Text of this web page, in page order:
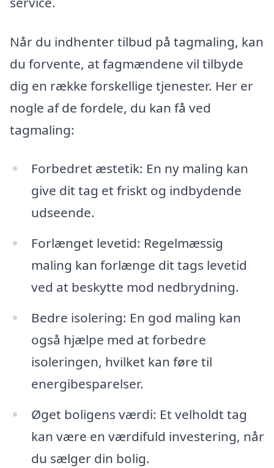
Når du indhenter tilbud på tagmaling, kan
du forvente, at fagmændene vil tilbyde
dig en række forskellige tjenester. Her er
nogle af de fordele, du kan få ved
tagmaling:
Forbedret æstetik: En ny maling kan
give dit tag et friskt og indbydende
udseende.
Forlænget levetid: Regelmæssig
maling kan forlænge dit tags levetid
ved at beskytte mod nedbrydning.
Bedre isolering: En god maling kan
også hjælpe med at forbedre
isoleringen, hvilket kan føre til
energibesparelser.
Øget boligens værdi: Et velholdt tag
kan være en værdifuld investering, når
du sælger din bolig.